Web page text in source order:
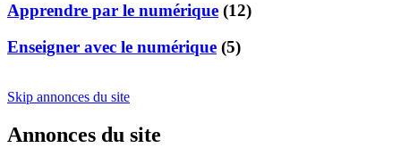
Apprendre par le numérique (12)
Enseigner avec le numérique (5)
Skip annonces du site
Annonces du site